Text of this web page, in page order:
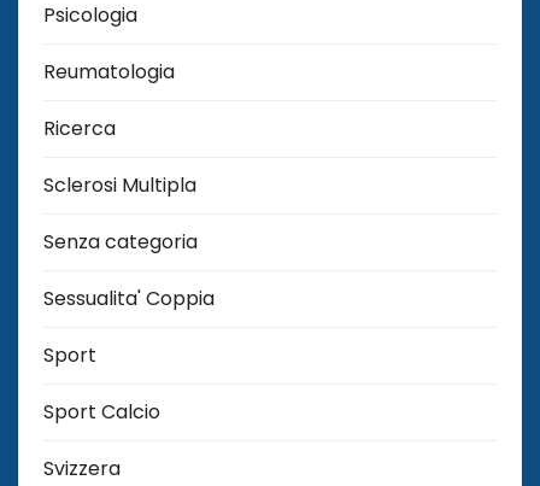
Psicologia
Reumatologia
Ricerca
Sclerosi Multipla
Senza categoria
Sessualita' Coppia
Sport
Sport Calcio
Svizzera